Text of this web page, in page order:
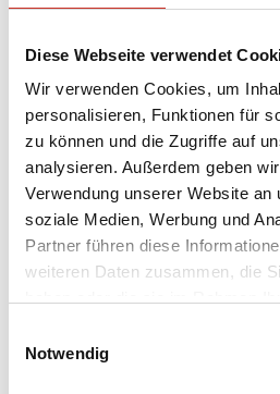
Diese Webseite verwendet
Wir verwenden Cookies, um
personalisieren, Funktionen für
zu können und die Zugriffe auf
analysieren. Außerdem geben
Verwendung unserer Website an
soziale Medien, Werbung und
Partner führen diese
weiteren Daten zusammen, die
Notwendig
CAST
ENSEMBLE
ABSTRACT
HISTORY